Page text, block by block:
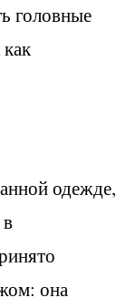
головные
одежде,
она